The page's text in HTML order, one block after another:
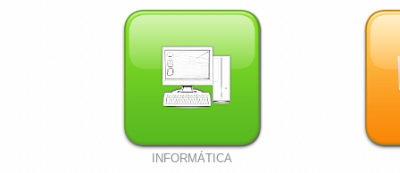
INFORMÁTICA